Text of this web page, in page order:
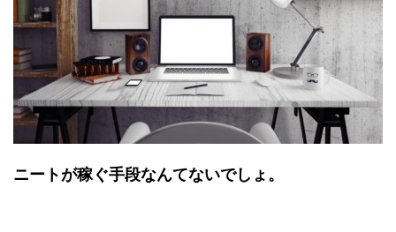
ニートが稼ぐ手段なんてないでしょ。